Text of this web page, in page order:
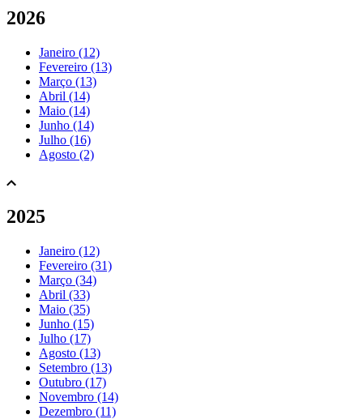
2026
Janeiro (12)
Fevereiro (13)
Março (13)
Abril (14)
Maio (14)
Junho (14)
Julho (16)
Agosto (2)
2025
Janeiro (12)
Fevereiro (31)
Março (34)
Abril (33)
Maio (35)
Junho (15)
Julho (17)
Agosto (13)
Setembro (13)
Outubro (17)
Novembro (14)
Dezembro (11)